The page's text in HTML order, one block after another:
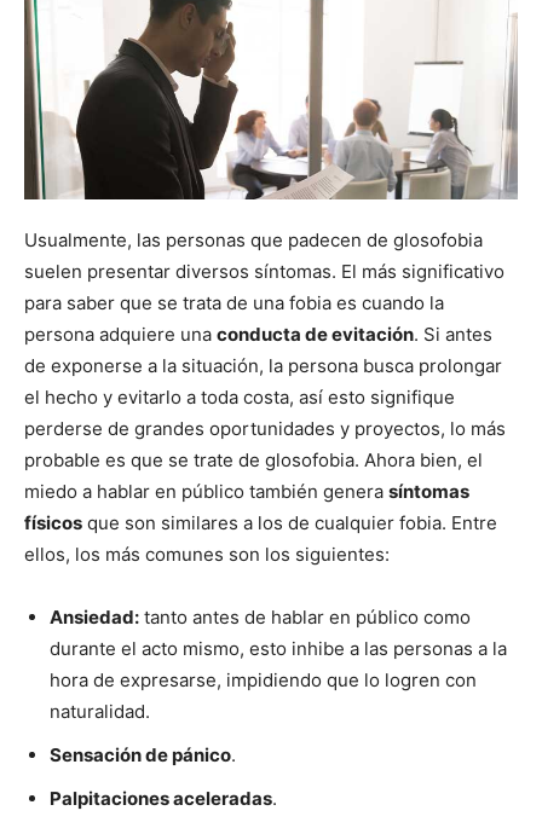
Usualmente, las personas que padecen de glosofobia
suelen presentar diversos síntomas. El más significativo
para saber que se trata de una fobia es cuando la
persona adquiere una conducta de evitación. Si antes
de exponerse a la situación, la persona busca prolongar
el hecho y evitarlo a toda costa, así esto signifique
perderse de grandes oportunidades y proyectos, lo más
probable es que se trate de glosofobia. Ahora bien, el
miedo a hablar en público también genera síntomas
físicos que son similares a los de cualquier fobia. Entre
ellos, los más comunes son los siguientes:
Ansiedad: tanto antes de hablar en público como
durante el acto mismo, esto inhibe a las personas a la
hora de expresarse, impidiendo que lo logren con
naturalidad.
Sensación de pánico.
Palpitaciones aceleradas.